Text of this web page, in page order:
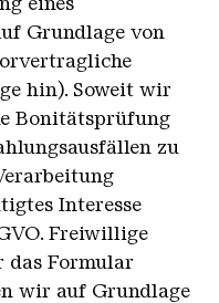
Grundlage von
hin). Soweit wir
Bonitätsprüfung
zu
Interesse
Freiwillige
das Formular
wir auf Grundlage